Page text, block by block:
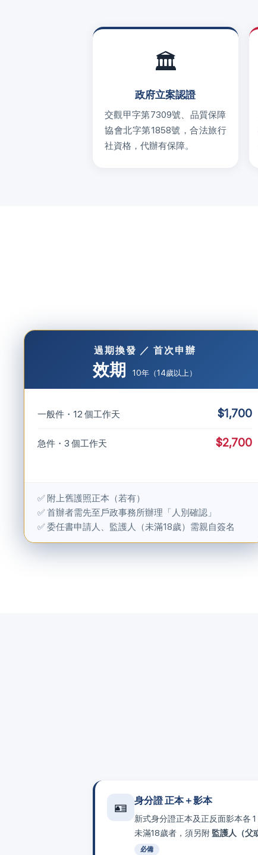
🏛
政府立案認證
交觀甲字第7309號、品質保障
協會北字第1858號，合法旅行
社資格，代辦有保障。
過期換發 ／ 首次申辦
效期 10年（14歲以上）
一般件・12 個工作天 $1,700
急件・3 個工作天 $2,700
✅ 附上舊護照正本（若有）
✅ 首辦者需先至戶政事務所辦理「人別確認」
✅ 委任書申請人、監護人（未滿18歲）需親自簽名
🪪 身分證 正本＋影本
新式身分證正本及正反面影本各 1
未滿18歲者，須另附 監護人（父
必備